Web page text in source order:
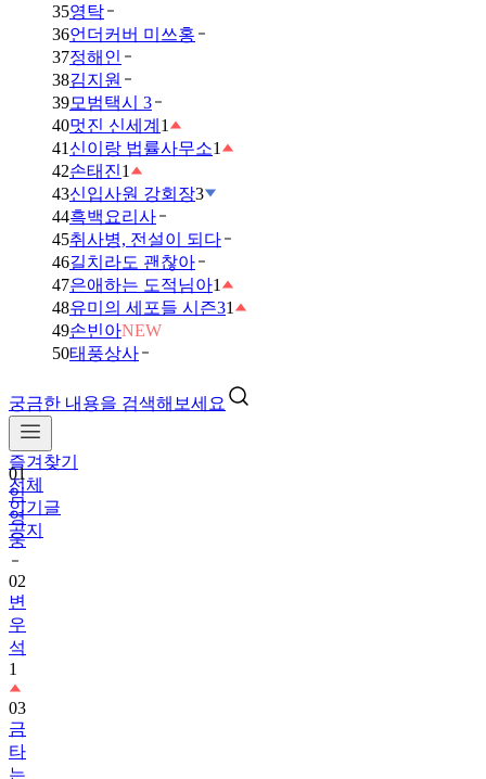
35영탁
36언더커버 미쓰홍
37정해인
38김지원
39모범택시 3
40멋진 신세계 1
41 신이랑 법률사무소1
42손태진1
43신입사원 강회장3
44흑백요리사
45취사병, 전설이 되다
46길치라도 괜찮아
47은애하는 도적님아1
48유미의 세포들 시즌31
49손빈아NEW
50태풍상사
궁금한 내용을 검색해보세요
즐겨찾기
전체
인기글
공지
01
임
영
웅
02
변
우
석
1
03
금
타
는